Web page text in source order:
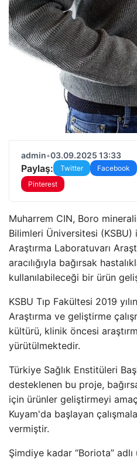
admin•03.09.2025 13:33
Paylaş: Twitter Facebook
Pinterest
Muharrem CIN, Boro
Bilimleri Üniversitesi
Araştırma Laboratuvarı
aracılığıyla bağırsak
kullanılabileceği bir ürün
KSBU Tıp Fakültesi 2019
Araştırma ve geliştirme
kültürü, klinik öncesi
yürütülmektedir.
Türkiye Sağlık Enstitüleri
desteklenen bu proje,
için ürünler geliştirmeyi
Kuyam'da başlayan
vermiştir.
Şimdiye kadar “Boriota”